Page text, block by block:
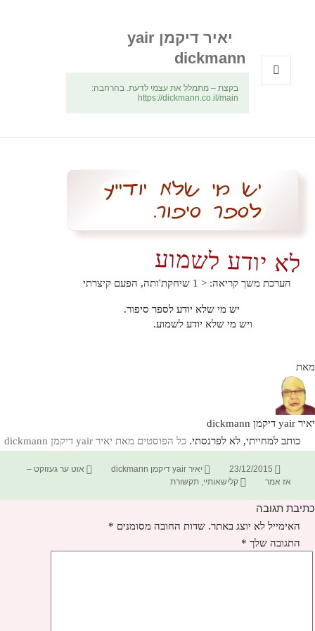
יאיר דיקמן yair
dickmann
בקצת – מתמלל את עצמי לדעת. בהרחבה:
https://dickmann.co.il/main
לא יודע לשמוע
הערכת משך קריאה: < 1 שיחקת'ותה, הפעם קיצרתי
יש מי שלא יודע לספר סיפור.
ויש מי שלא יודע לשמוע.
מאת
יאיר yair דיקמן dickmann
כותב למחייתי, לא לפרנסתי. כל הפוסטים מאת יאיר yair דיקמן dickmann‏
פורסם
בתאריך
23/12/2015 מחבר
יאיר yair דיקמן dickmann קטגוריות
אוט ער געזוקט –
אז אמר
תגיות
קלישאותיי,תקשורת
כתיבת תגובה
האימייל לא יוצג באתר. שדות החובה מסומנים *
התגובה שלך *